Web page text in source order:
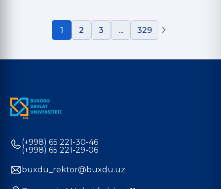
1 2 3 ... 329
(+998) 65 221-30-46
(+998) 65 221-29-06
buxdu_rektor@buxdu.uz